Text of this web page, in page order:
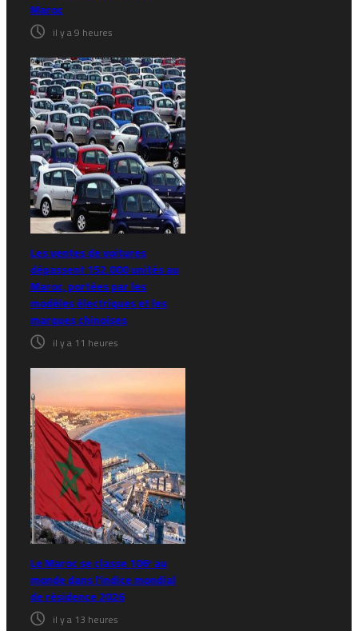
Maroc
il y a 9 heures
Les ventes de voitures
dépassent 152.000 unités au
Maroc, portées par les
modèles électriques et les
marques chinoises
il y a 11 heures
Le Maroc se classe 106ᵉ au
monde dans l’indice mondial
de résidence 2026
il y a 13 heures